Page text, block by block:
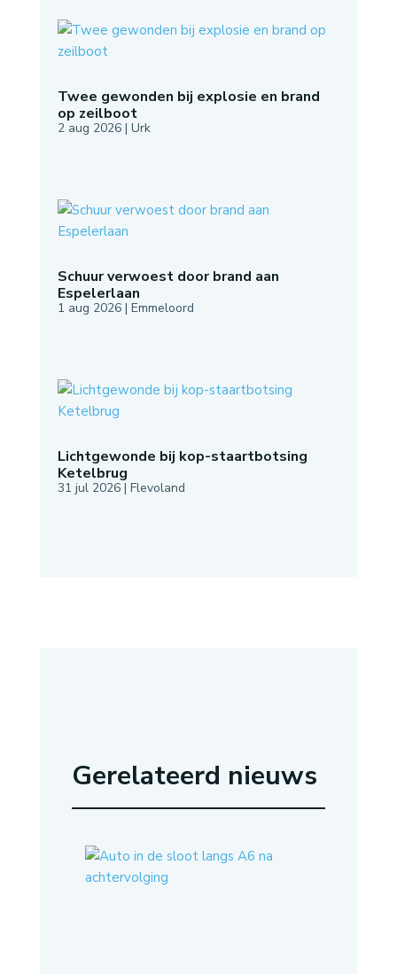
Twee gewonden bij explosie en brand
op zeilboot
2 aug 2026| Urk
Schuur verwoest door brand aan
Espelerlaan
1 aug 2026| Emmeloord
Lichtgewonde bij kop-staartbotsing
Ketelbrug
31 jul 2026| Flevoland
Gerelateerd nieuws